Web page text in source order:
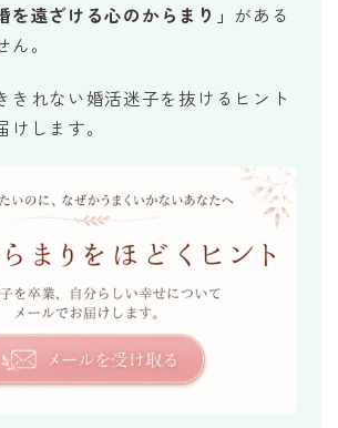
を遠ざける心のからまり」 がある
。
きれない婚活迷子を抜けるヒント
します。